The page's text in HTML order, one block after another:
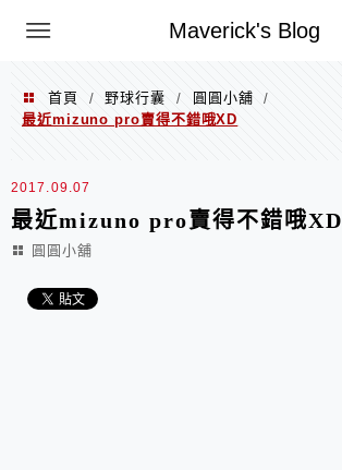
Maverick's Blog
Menu
首頁 / 野球行囊 / 圓圓小舖
/
最近mizuno pro賣得不錯哦XD
2017.09.07
最近mizuno pro賣得不錯哦XD
圓圓小舖